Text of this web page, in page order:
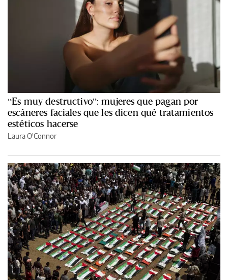
“Es muy destructivo”: mujeres que pagan por
escáneres faciales que les dicen qué tratamientos
estéticos hacerse
Laura O'Connor